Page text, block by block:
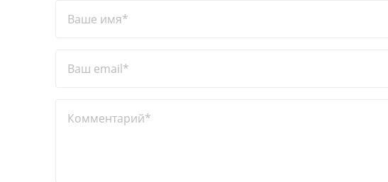
Ваше имя*
Ваш email*
Комментарий*